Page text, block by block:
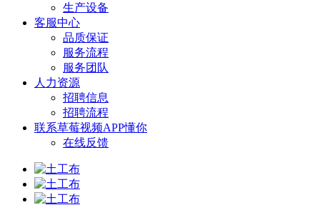
生产设备
客服中心
品质保证
服务流程
服务团队
人力资源
招聘信息
招聘流程
联系草莓视频APP懂你
在线反馈